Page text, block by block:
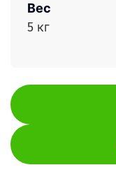
Вес
5 кг